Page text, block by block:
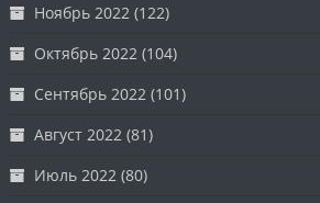
Ноябрь 2022 (122)
Октябрь 2022 (104)
Сентябрь 2022 (101)
Август 2022 (81)
Июль 2022 (80)